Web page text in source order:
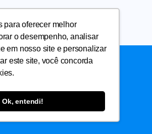
para oferecer melhor
o desempenho, analisar
em nosso site e personalizar
este site, você concorda
Ok, entendi! AFETIVAS